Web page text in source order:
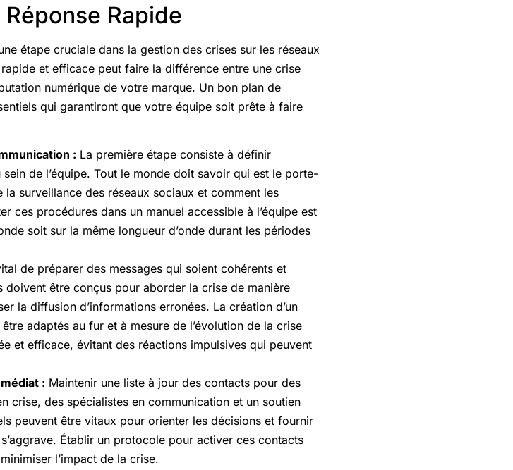
Rapide
étape cruciale dans la gestion des crises sur les réseaux
et efficace peut faire la différence entre une crise
numérique de votre marque. Un bon plan de
qui garantiront que votre équipe soit prête à faire
: La première étape consiste à définir
de l’équipe. Tout le monde doit savoir qui est le porte-
surveillance des réseaux sociaux et comment les
ces procédures dans un manuel accessible à l’équipe est
soit sur la même longueur d’onde durant les périodes
de préparer des messages qui soient cohérents et
doivent être conçus pour aborder la crise de manière
la diffusion d’informations erronées. La création d’un
adaptés au fur et à mesure de l’évolution de la crise
et efficace, évitant des réactions impulsives qui peuvent
: Maintenir une liste à jour des contacts pour des
crise, des spécialistes en communication et un soutien
peuvent être vitaux pour orienter les décisions et fournir
Établir un protocole pour activer ces contacts
l’impact de la crise.